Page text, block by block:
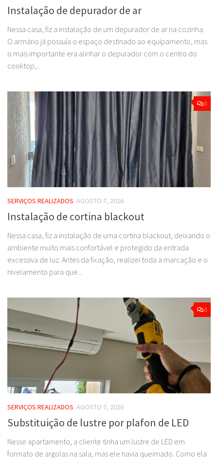
Instalação de depurador de ar
Nessa casa, fiz a instalação de um depurador de ar na cozinha.
O armário já possuía o espaço destinado ao equipamento, mas
o mais importante era alinhar o depurador com o centro do
cooktop,...
0
SERVIÇOS REALIZADOS AGOSTO 7, 2026
Instalação de cortina blackout
Nessa casa, fiz a instalação de uma cortina blackout, deixando o
ambiente muito mais confortável e protegido da entrada
excessiva de luz. Antes da fixação, realizei toda a marcação e o
nivelamento para que...
0
SERVIÇOS REALIZADOS AGOSTO 7, 2026
Substituição de lustre por plafon de LED
Nesse apartamento, a cliente tinha um lustre de LED em
formato de argolas na sala, mas ele havia queimado. Como ela